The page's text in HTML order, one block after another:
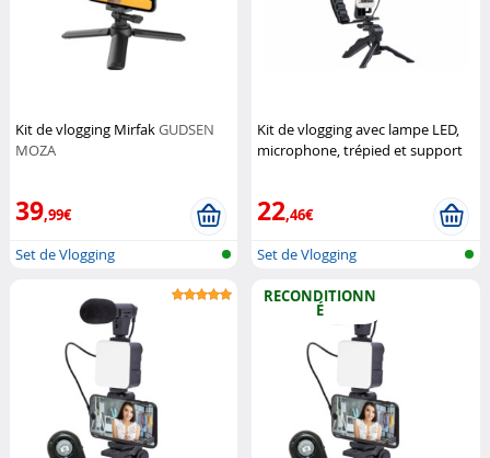
Kit de vlogging MirfakGUDSEN
MOZA
39,99€
Set de Vlogging
Kit de vlogging avec lampe LED,
microphone, trépied et support
22,46€
Set de Vlogging
RECONDITIONN
É